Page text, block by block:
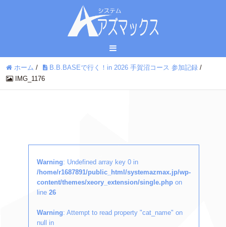
ホーム / B.B.BASEで行く！in 2026 手賀沼コース 参加記録 /
IMG_1176
Warning: Undefined array key 0 in
/home/r1687891/public_html/systemazmax.jp/wp-
content/themes/xeory_extension/single.php on
line 26
Warning: Attempt to read property "cat_name" on
null in